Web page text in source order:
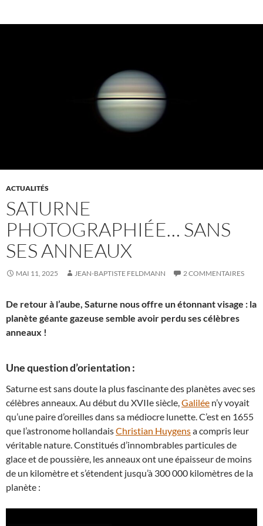
ACTUALITÉS
SATURNE
PHOTOGRAPHIÉE… SANS
SES ANNEAUX
MAI 11, 2025 JEAN-BAPTISTE FELDMANN 2 COMMENTAIRES
De retour à l’aube, Saturne nous offre un étonnant visage : la
planète géante gazeuse semble avoir perdu ses célèbres
anneaux !
Une question d’orientation :
Saturne est sans doute la plus fascinante des planètes avec ses
célèbres anneaux. Au début du XVIIe siècle, Galilée n’y voyait
qu’une paire d’oreilles dans sa médiocre lunette. C’est en 1655
que l’astronome hollandaisChristian Huygensa compris leur
véritable nature. Constitués d’innombrables particules de
glace et de poussière, les anneaux ont une épaisseur de moins
de un kilomètre et s’étendent jusqu’à 300 000 kilomètres de la
planète :